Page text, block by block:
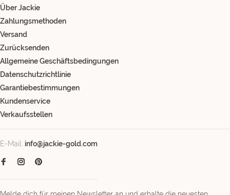
Über Jackie
Zahlungsmethoden
Versand
Zurücksenden
Allgemeine Geschäftsbedingungen
Datenschutzrichtlinie
Garantiebestimmungen
Kundenservice
Verkaufsstellen
E-Mail: info@jackie-gold.com